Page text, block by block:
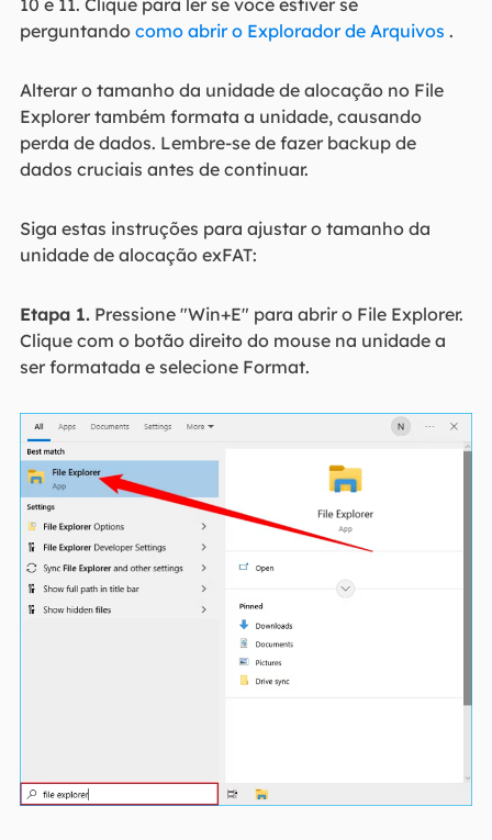
10 e 11. Clique para ler se você estiver se
perguntando como abrir o Explorador de Arquivos .
Alterar o tamanho da unidade de alocação no File
Explorer também formata a unidade, causando
perda de dados. Lembre-se de fazer backup de
dados cruciais antes de continuar.
Siga estas instruções para ajustar o tamanho da
unidade de alocação exFAT:
Etapa 1.Pressione "Win+E" para abrir o File Explorer.
Clique com o botão direito do mouse na unidade a
ser formatada e selecione Format.